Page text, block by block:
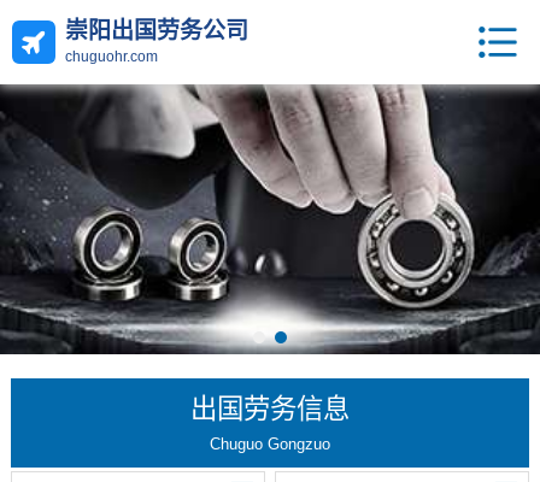
崇阳出国劳务公司
chuguohr.com
出国劳务信息
Chuguo Gongzuo